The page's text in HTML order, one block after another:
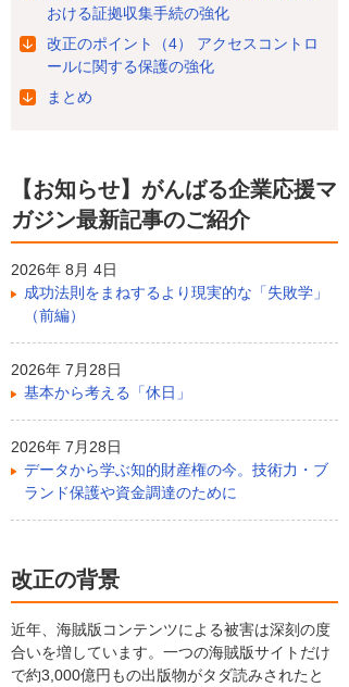
おける証拠収集手続の強化
改正のポイント（4） アクセスコントロ
ールに関する保護の強化
まとめ
【お知らせ】がんばる企業応援マ
ガジン最新記事のご紹介
2026年 8月 4日
成功法則をまねするより現実的な「失敗学」
（前編）
2026年 7月28日
基本から考える「休日」
2026年 7月28日
データから学ぶ知的財産権の今。技術力・ブ
ランド保護や資金調達のために
改正の背景
近年、海賊版コンテンツによる被害は深刻の度
合いを増しています。一つの海賊版サイトだけ
で約3,000億円もの出版物がタダ読みされたと